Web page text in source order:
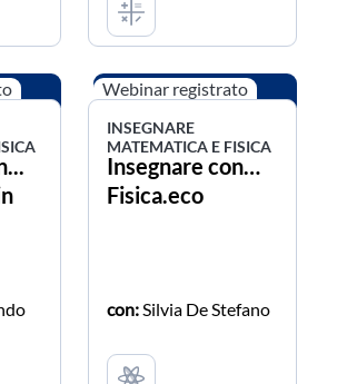
Webinar registrato
INSEGNARE
MATEMATICA E FISICA
Insegnare con…
Fisica.eco
con: Silvia De Stefano